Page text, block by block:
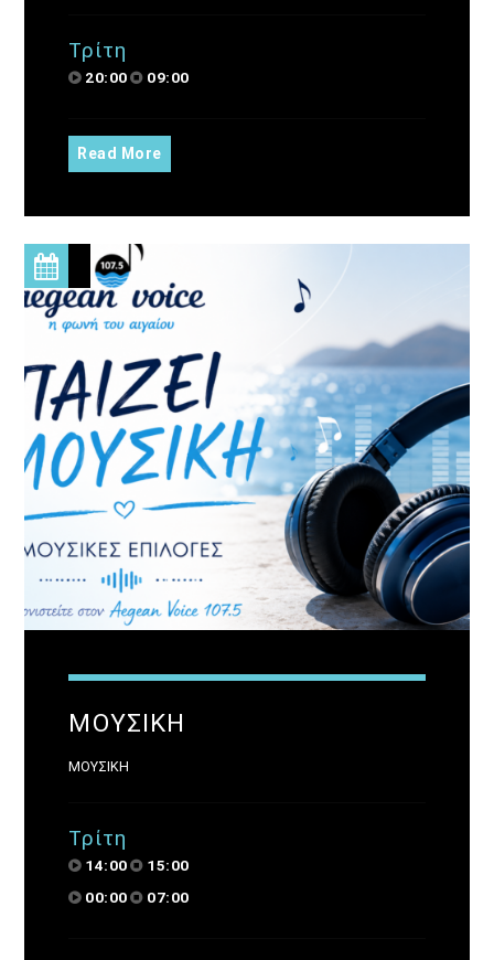
Τρίτη
20:00 09:00
Read More
ΜΟΥΣΙΚΗ
ΜΟΥΣΙΚΗ
Τρίτη
14:00
15:00
00:00
07:00